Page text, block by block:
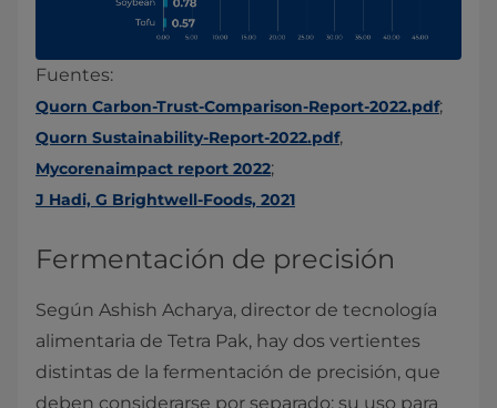
Fuentes:
Quorn Carbon-Trust-Comparison-Report-2022.pdf;
Quorn Sustainability-Report-2022.pdf,
Mycorenaimpact report 2022;
J Hadi, G Brightwell-Foods, 2021
Fermentación de precisión
Según Ashish Acharya, director de tecnología
alimentaria de Tetra Pak, hay dos vertientes
distintas de la fermentación de precisión, que
deben considerarse por separado: su uso para